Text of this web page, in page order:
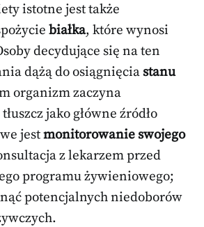
istotne jest także
białka, które wynosi
decydujące się na ten
dążą do osiągnięcia stanu
organizm zaczyna
jako główne źródło
jestmonitorowanie swojego
z lekarzem przed
programu żywieniowego;
potencjalnych niedoborów